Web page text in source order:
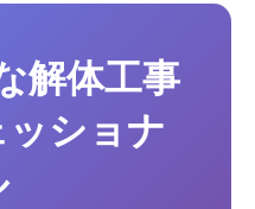
解体工事
ショナ